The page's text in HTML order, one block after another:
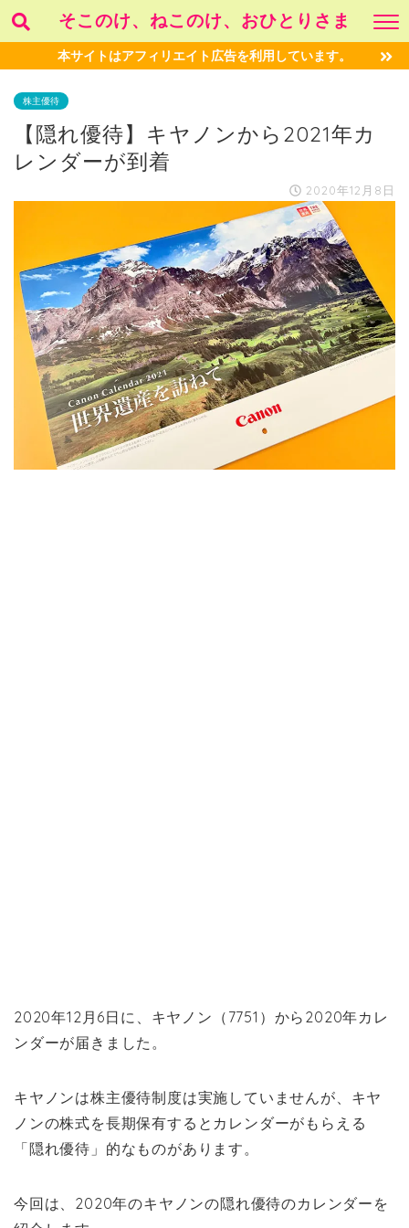
そこのけ、ねこのけ、おひとりさま
本サイトはアフィリエイト広告を利用しています。
株主優待
【隠れ優待】キヤノンから2021年カ
レンダーが到着
2020年12月8日
2020年12月6日に、キヤノン（7751）から2020年カレ
ンダーが届きました。
キヤノンは株主優待制度は実施していませんが、キヤ
ノンの株式を長期保有するとカレンダーがもらえる
「隠れ優待」的なものがあります。
今回は、2020年のキヤノンの隠れ優待のカレンダーを